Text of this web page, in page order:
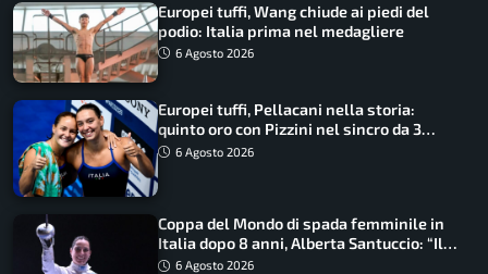
Europei tuffi, Wang chiude ai piedi del
podio: Italia prima nel medagliere
6 Agosto 2026
Europei tuffi, Pellacani nella storia:
quinto oro con Pizzini nel sincro da 3
metri
6 Agosto 2026
Coppa del Mondo di spada femminile in
Italia dopo 8 anni, Alberta Santuccio: “Il
lavoro dà sempre i suoi frutti”
6 Agosto 2026